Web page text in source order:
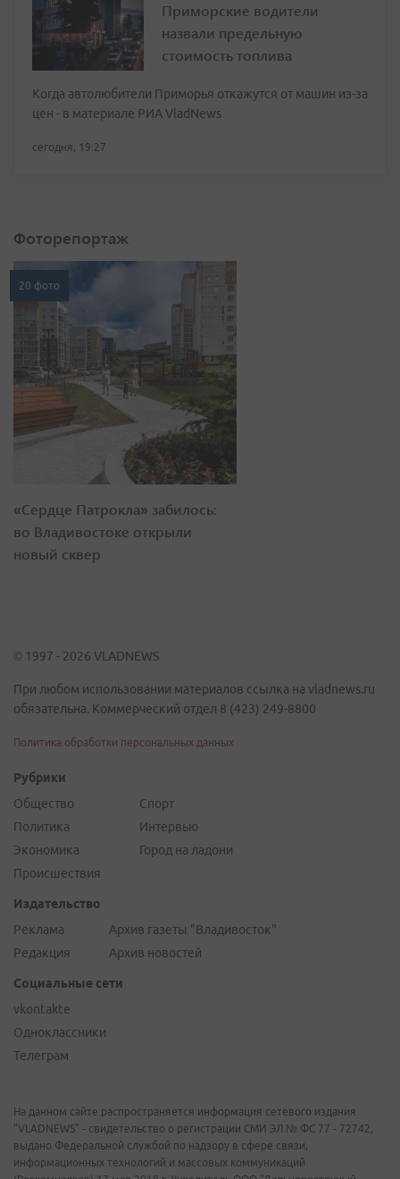
Приморские водители
назвали предельную
стоимость топлива
Когда автолюбители Приморья откажутся от машин из-за
цен - в материале РИА VladNews
сегодня, 19:27
Фоторепортаж
20 фото
«Сердце Патрокла» забилось:
во Владивостоке открыли
новый сквер
© 1997 - 2026 VLADNEWS
При любом использовании материалов ссылка на vladnews.ru
обязательна. Коммерческий отдел 8 (423) 249-8800
Политика обработки персональных данных
Рубрики
Общество
Политика
Экономика
Происшествия
Спорт
Интервью
Город на ладони
Издательство
Реклама
Редакция
Архив газеты "Владивосток"
Архив новостей
Социальные сети
vkontakte
Одноклассники
Телеграм
На данном сайте распространяется информация сетевого издания
"VLADNEWS" - свидетельство о регистрации СМИ ЭЛ № ФС 77 - 72742,
выдано Федеральной службой по надзору в сфере связи,
информационных технологий и массовых коммуникаций